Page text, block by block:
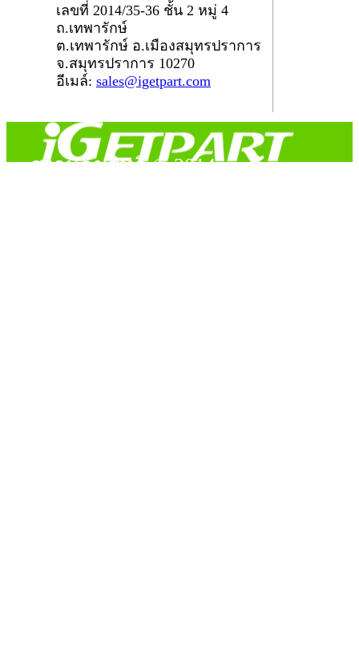
เลขที่ 2014/35-36 ชั้น 2 หมู่ 4
ถ.เทพารักษ์
ต.เทพารักษ์ อ.เมืองสมุทรปราการ
จ.สมุทรปราการ 10270
อีเมล์: sales@igetpart.com
สงวนลิขสิทธิ์ © 2014